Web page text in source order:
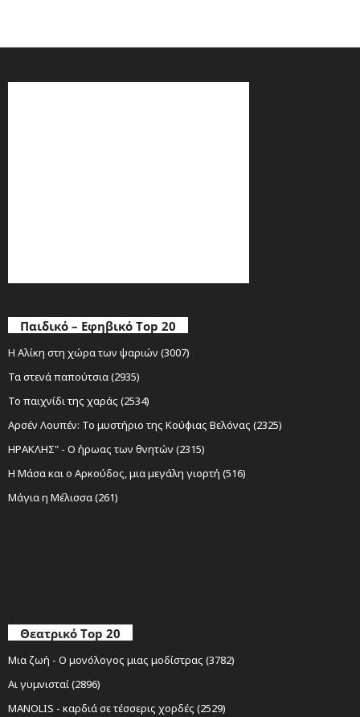
Παιδικό – Εφηβικό Top 20
Η Αλίκη στη χώρα των ψαριών (3007)
Τα στενά παπούτσια (2935)
Το παιχνίδι της χαράς (2534)
Αρσέν Λουπέν: Το μυστήριο της Κούφιας Βελόνας (2325)
ΗΡΑΚΛΗΣ" - Ο ήρωας των θνητών (2315)
Η Μάσα και ο Αρκούδος, μια μεγάλη γιορτή (516)
Μάγια η Μέλισσα (261)
Θεατρικό Top 20
Μια ζωή - Ο μονόλογος μιας μοδίστρας (3782)
Αι γυμνισταί (2896)
MANOLIS - καρδιά σε τέσσερις χορδές (2529)